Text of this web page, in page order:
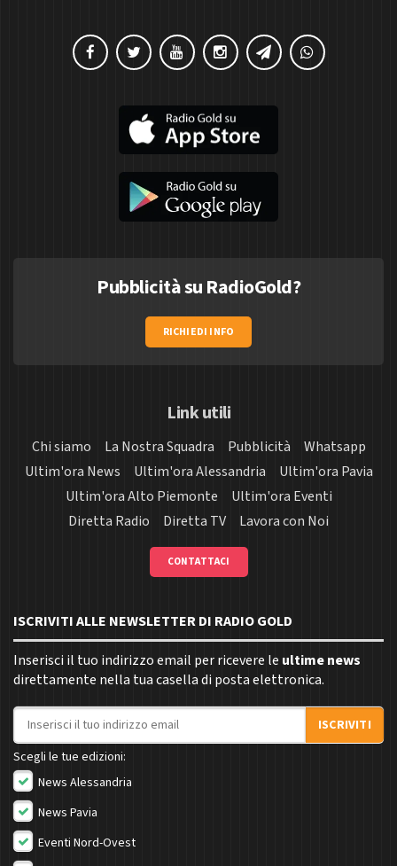
Pubblicità su RadioGold?
RICHIEDI INFO
Link utili
Chi siamo La Nostra Squadra Pubblicità
Whatsapp
Ultim'ora News
Ultim'ora Alessandria
Ultim'ora Pavia
Ultim'ora Alto Piemonte
Ultim'ora Eventi
Diretta Radio
Diretta TV Lavora con Noi
CONTATTACI
ISCRIVITI ALLE NEWSLETTER DI RADIO GOLD
Inserisci il tuo indirizzo email per ricevere le ultime news
direttamente nella tua casella di posta elettronica.
Indirizzo email
ISCRIVITI
Scegli le tue edizioni:
News Alessandria
News Pavia
Eventi Nord-Ovest